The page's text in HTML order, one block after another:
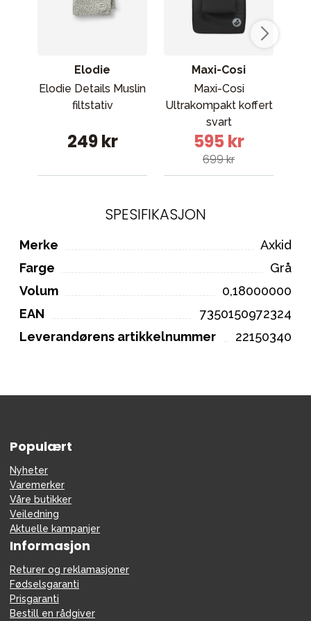
Elodie
Elodie Details Muslin
filtstativ
249 kr
Maxi-Cosi
Maxi-Cosi
Ultrakompakt koffert
svart
595 kr
699 kr
SPESIFIKASJON
Merke
Axkid
Farge
Grå
Volum
0,18000000
EAN
7350150972324
Leverandørens artikkelnummer
22150340
Populært
Nyheter
Varemerker
Våre butikker
Veiledning
Aktuelle kampanjer
Informasjon
Returer og reklamasjoner
Fødselsgaranti
Prisgaranti
Bestill en rådgiver